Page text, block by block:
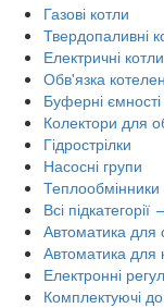
Газові котли
Твердопаливні
Електричні котли
Обв'язка
Буферні ємності
Колектори для
Гідрострілки
Насосні групи
Теплообмінники
Всі підкатегорії
Автоматика для
Автоматика для
Електронні
Комплектуючі до